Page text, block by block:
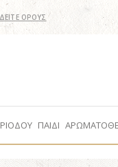
ΔΕΙΤΕ ΟΡΟΥΣ
ΠΑΙΔΙ